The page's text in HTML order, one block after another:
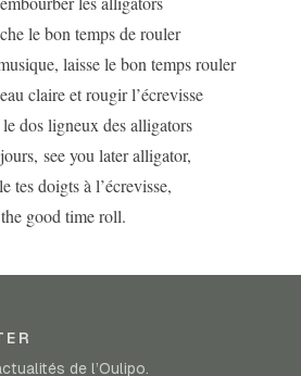
le bon temps de rouler
laisse le bon temps rouler
claire et rougir l’écrevisse
dos ligneux des alligators
see you later alligator,
tes doigts à l’écrevisse,
good time roll.
de l’Oulipo.